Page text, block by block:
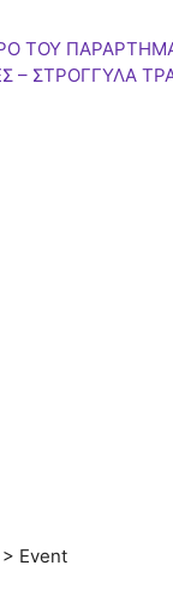
ΤΟΥ
– ΣΤΡΟΓΓΥΛΑ
> Event